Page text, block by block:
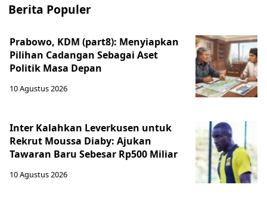
Berita Populer
Prabowo, KDM (part8): Menyiapkan
Pilihan Cadangan Sebagai Aset
Politik Masa Depan
10 Agustus 2026
Inter Kalahkan Leverkusen untuk
Rekrut Moussa Diaby: Ajukan
Tawaran Baru Sebesar Rp500 Miliar
10 Agustus 2026